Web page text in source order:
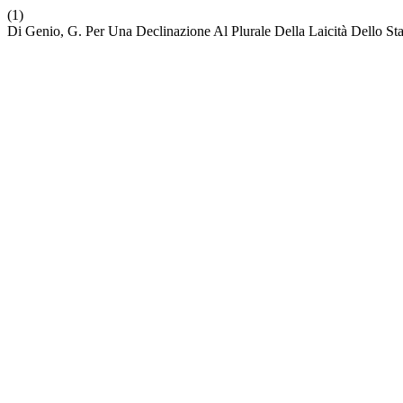
(1)
Di Genio, G. Per Una Declinazione Al Plurale Della Laicità Dello